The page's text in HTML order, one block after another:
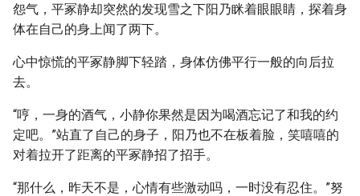
怨气，平冢静却突然的发现雪之下阳乃眯着眼眼睛，探着身
体在自己的身上闻了两下。
心中惊慌的平冢静脚下轻踏，身体仿佛平行一般的向后拉
去。
“哼，一身的酒气，小静你果然是因为喝酒忘记了和我的约
定吧。”站直了自己的身子，阳乃也不在板着脸，笑嘻嘻的
对着拉开了距离的平冢静招了招手。
“那什么，昨天不是，心情有些激动吗，一时没有忍住。”努